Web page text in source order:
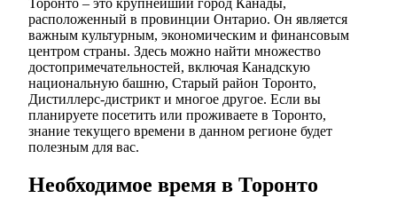
Торонто – это крупнейший город Канады,
расположенный в провинции Онтарио. Он является
важным культурным, экономическим и финансовым
центром страны. Здесь можно найти множество
достопримечательностей, включая Канадскую
национальную башню, Старый район Торонто,
Дистиллерс-дистрикт и многое другое. Если вы
планируете посетить или проживаете в Торонто,
знание текущего времени в данном регионе будет
полезным для вас.
Необходимое время в Торонто